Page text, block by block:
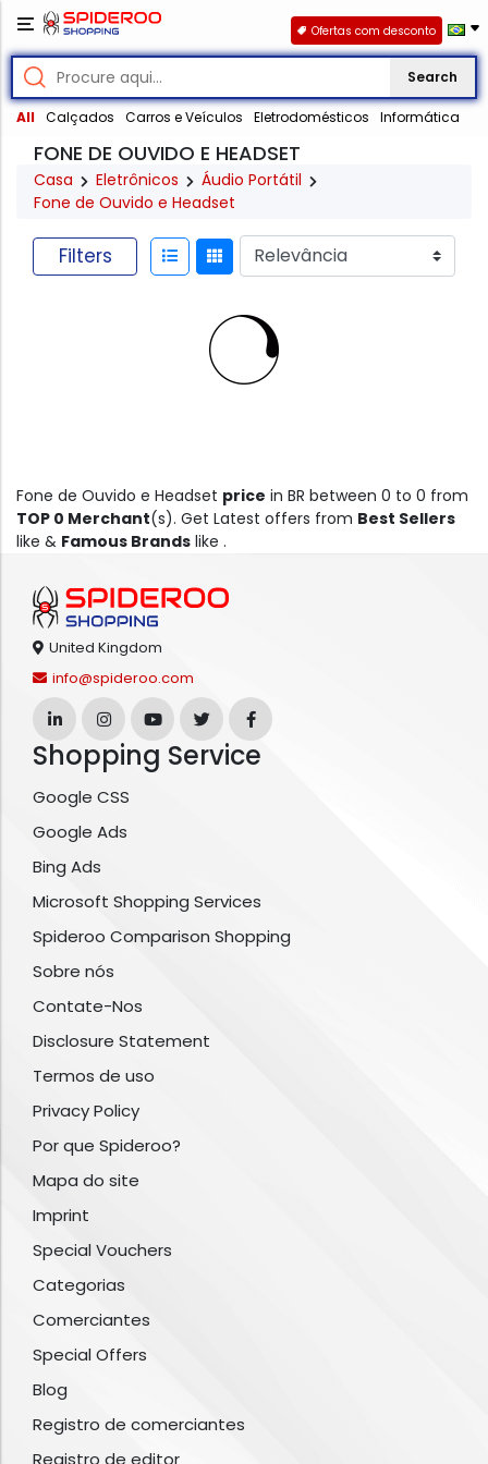
Search
All Calçados Carros e Veículos Eletrodomésticos Informática
Ofertas com desconto
FONE DE OUVIDO E HEADSET
Casa Eletrônicos
Áudio Portátil
Fone de Ouvido e Headset
Filters
Fone de Ouvido e Headset price in BR between 0 to 0 from
TOP 0 Merchant(s). Get Latest offers from Best Sellers
like & Famous Brands like .
United Kingdom
info@spideroo.com
Shopping Service
Google CSS
Google Ads
Bing Ads
Microsoft Shopping Services
Spideroo Comparison Shopping
Sobre nós
Contate-Nos
Disclosure Statement
Termos de uso
Privacy Policy
Por que Spideroo?
Mapa do site
Imprint
Special Vouchers
Categorias
Comerciantes
Special Offers
Blog
Registro de comerciantes
Registro de editor